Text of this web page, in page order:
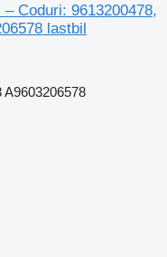
Coduri: 9613200478,
lastbil
A9603206578